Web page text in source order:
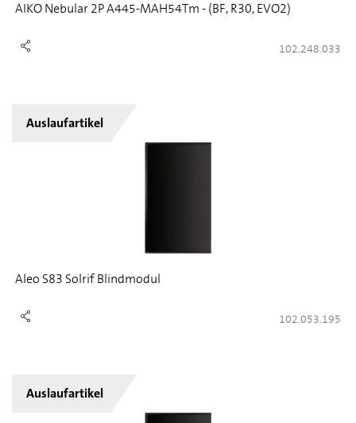
AIKO Nebular 2P A445-MAH54Tm - (BF, R30, EVO2)
102.248.033
Auslaufartikel
Aleo S83 Solrif Blindmodul
102.053.195
Auslaufartikel